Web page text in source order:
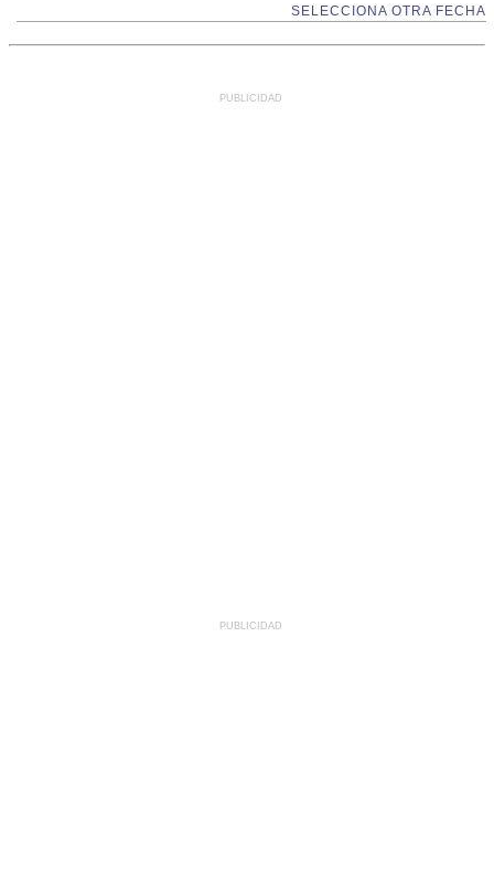
SELECCIONA OTRA FECHA
PUBLICIDAD
PUBLICIDAD